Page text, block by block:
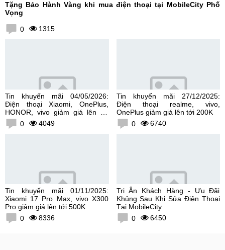
Tặng Bảo Hành Vàng khi mua điện thoại tại MobileCity Phố
Vọng
0 1315
Tin khuyến mãi 04/05/2026:
Điện thoại Xiaomi, OnePlus,
HONOR, vivo giảm giá lên tới
300K0 4049
Tin khuyến mãi 27/12/2025:
Điện thoại realme, vivo,
OnePlus giảm giá lên tới 200K
0
6740
Tin khuyến mãi 01/11/2025:
Xiaomi 17 Pro Max, vivo X300
Pro giảm giá lên tới 500K
0
8336
Tri Ân Khách Hàng - Ưu Đãi
Khủng Sau Khi Sửa Điện Thoại
Tại MobileCity
0
6450